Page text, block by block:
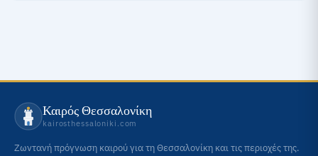
Καιρός Θεσσαλονίκη
kairosthessaloniki.com
Ζωντανή πρόγνωση καιρού για τη Θεσσαλονίκη και τις περιοχές της.